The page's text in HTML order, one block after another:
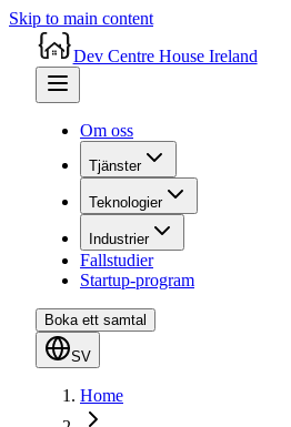
Skip to main content
Dev Centre House Ireland
Om oss
Tjänster
Teknologier
Industrier
Fallstudier
Startup-program
Boka ett samtal
SV
Home